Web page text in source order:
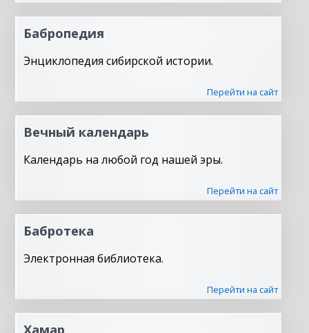
Бабропедия
Энциклопедия сибирской истории.
Перейти на сайт
Вечный календарь
Календарь на любой год нашей эры.
Перейти на сайт
Бабротека
Электронная библиотека.
Перейти на сайт
Хамар